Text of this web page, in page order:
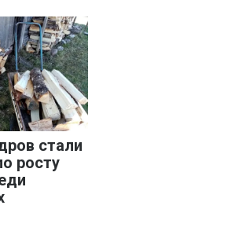
в
стали
росту